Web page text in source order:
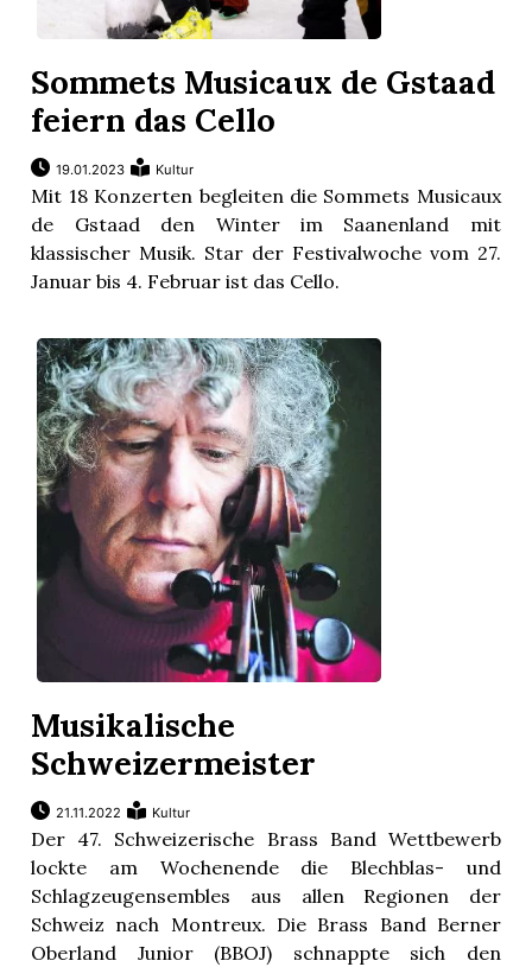
Sommets Musicaux de Gstaad
feiern das Cello
19.01.2023 Kultur
Mit 18 Konzerten begleiten die Sommets Musicaux
de Gstaad den Winter im Saanenland mit
klassischer Musik. Star der Festivalwoche vom 27.
Januar bis 4. Februar ist das Cello.
Musikalische
Schweizermeister
21.11.2022 Kultur
Der 47. Schweizerische Brass Band Wettbewerb
lockte am Wochenende die Blechblas- und
Schlagzeugensembles aus allen Regionen der
Schweiz nach Montreux. Die Brass Band Berner
Oberland Junior (BBOJ) schnappte sich den